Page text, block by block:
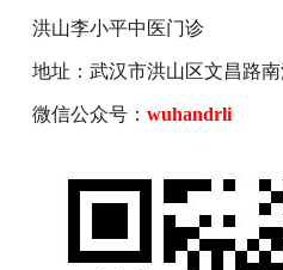
洪山李小平中医门诊
地址：武汉市洪山区文昌路
微信公众号： wuhandrli